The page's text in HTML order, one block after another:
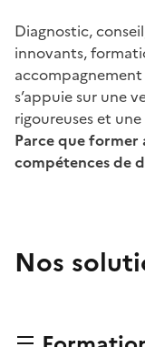
Diagnostic,
innovants,
s’appuie sur une
rigoureuses et
Parce que former
compétences de
Nos